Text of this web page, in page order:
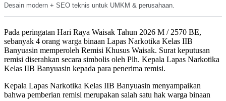
Desain modern + SEO teknis untuk UMKM & perusahaan.
Pada peringatan Hari Raya Waisak Tahun 2026 M / 2570 BE,
sebanyak 4 orang warga binaan Lapas Narkotika Kelas IIB
Banyuasin memperoleh Remisi Khusus Waisak. Surat keputusan
remisi diserahkan secara simbolis oleh Plh. Kepala Lapas Narkotika
Kelas IIB Banyuasin kepada para penerima remisi.
Kepala Lapas Narkotika Kelas IIB Banyuasin menyampaikan
bahwa pemberian remisi merupakan salah satu hak warga binaan